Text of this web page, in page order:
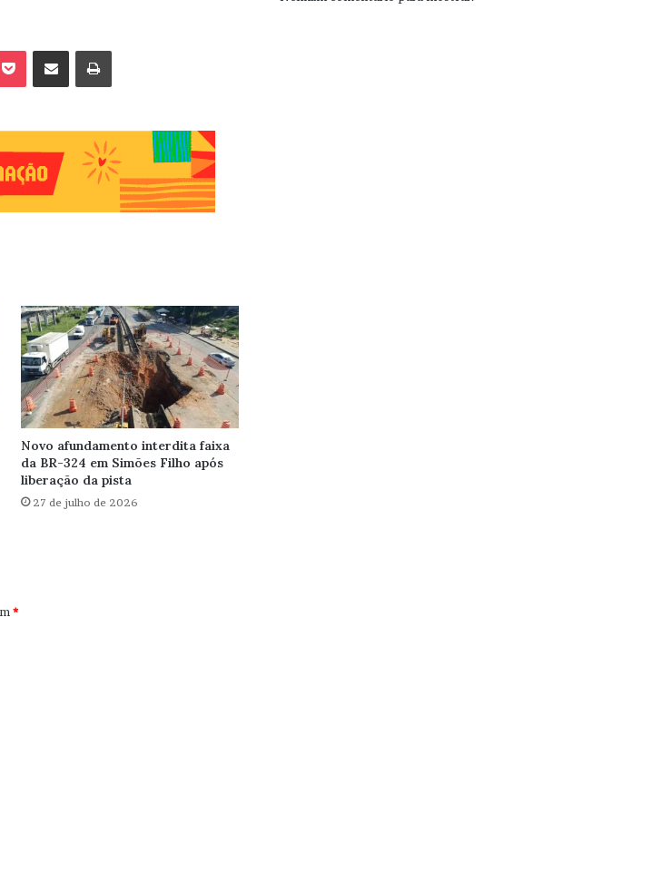
Novo afundamento interdita faixa
da BR-324 em Simões Filho após
liberação da pista
27 de julho de 2026
*